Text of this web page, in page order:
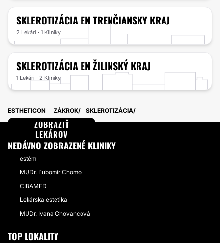
SKLEROTIZÁCIA EN TRENČIANSKY KRAJ
2 Lekári · 1 Kliniky
SKLEROTIZÁCIA EN ŽILINSKÝ KRAJ
1 Lekári · 2 Kliniky
ZOBRAZIŤ
LEKÁROV
ESTHETICON ZÁKROK SKLEROTIZÁCIA
NEDÁVNO ZOBRAZENÉ KLINIKY
estém
MUDr. Ľubomír Chomo
CIBAMED
Lekárska estetika
MUDr. Ivana Chovancová
TOP LOKALITY